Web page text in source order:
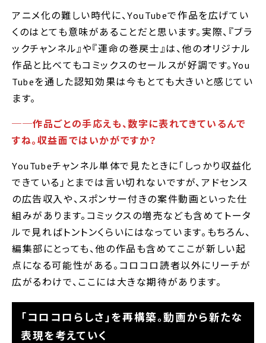
アニメ化の難しい時代に、YouTubeで作品を広げてい
くのはとても意味があることだと思います。実際、『ブラ
ックチャンネル』や『運命の巻戻士』は、他のオリジナル
作品と比べてもコミックスのセールスが好調です。You
Tubeを通した認知効果は今もとても大きいと感じてい
ます。
──作品ごとの手応えも、数字に表れてきているんで
すね。収益面ではいかがですか？
YouTubeチャンネル単体で見たときに｢しっかり収益化
できている｣とまでは言い切れないですが、アドセンス
の広告収入や、スポンサー付きの案件動画といった仕
組みがあります。コミックスの増売なども含めてトータ
ルで見ればトントンくらいにはなっています。もちろん、
編集部にとっても、他の作品も含めてここが新しい起
点になる可能性がある。コロコロ読者以外にリーチが
広がるわけで、ここには大きな期待があります。
｢コロコロらしさ｣を再構築。動画から新たな
表現を考えていく